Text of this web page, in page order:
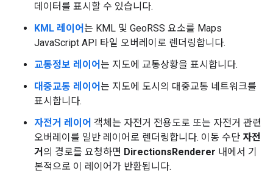
데이터를 표시할 수 있습니다.
KML 레이어 는 KML 및 GeoRSS 요소를 Maps
JavaScript API 타일 오버레이로 렌더링합니다.
교통정보 레이어 는 지도에 교통상황을 표시합니다.
대중교통 레이어 는 지도에 도시의 대중교통 네트워크를
표시합니다.
자전거 레이어 객체는 자전거 전용도로 또는 자전거 관련
오버레이를 일반 레이어로 렌더링합니다. 이동 수단 자전
거 의 경로를 요청하면 DirectionsRenderer 내에서 기
본적으로 이 레이어가 반환됩니다.